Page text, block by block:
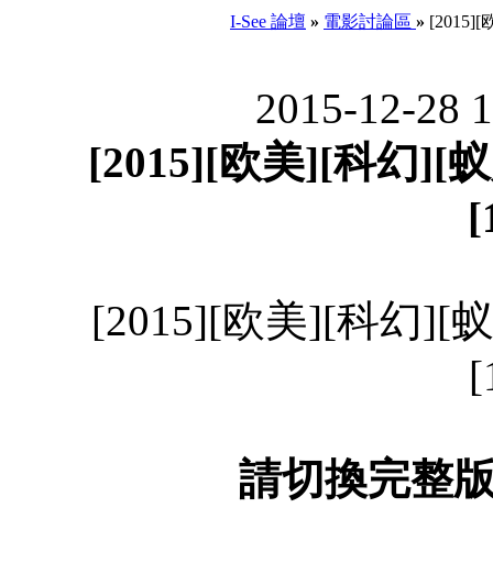
I-See 論壇 » 電影討論區 » [2015][
2015-12-28
[2015][欧美][科幻][
[2015][欧美][科幻][
請切換完整